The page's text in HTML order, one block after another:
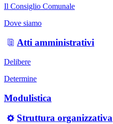
Il Consiglio Comunale
Dove siamo
Atti amministrativi
Delibere
Determine
Modulistica
Struttura organizzativa